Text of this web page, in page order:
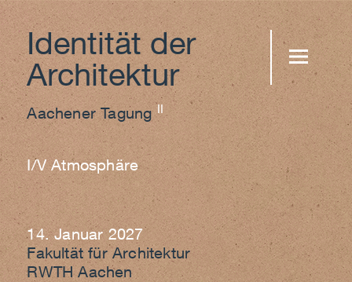
Identität der
Architektur
Aachener TagungII
I/V Atmosphäre
14. Januar 2027
Fakultät für Architektur
RWTH Aachen
MENU AND
WIDGETS